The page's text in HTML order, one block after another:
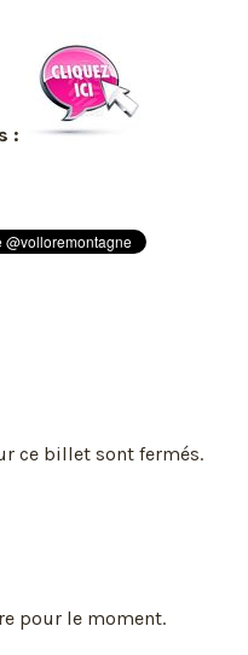
:
ce billet sont fermés.
pour le moment.